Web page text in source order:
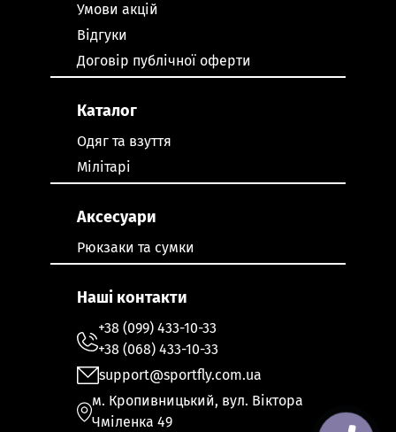
Умови акцій
Відгуки
Договір публічної оферти
Каталог
Одяг та взуття
Мілітарі
Аксесуари
Рюкзаки та сумки
Наші контакти
+38 (099) 433-10-33
+38 (068) 433-10-33
support@sportfly.com.ua
м. Кропивницький, вул. Віктора
Чміленка 49